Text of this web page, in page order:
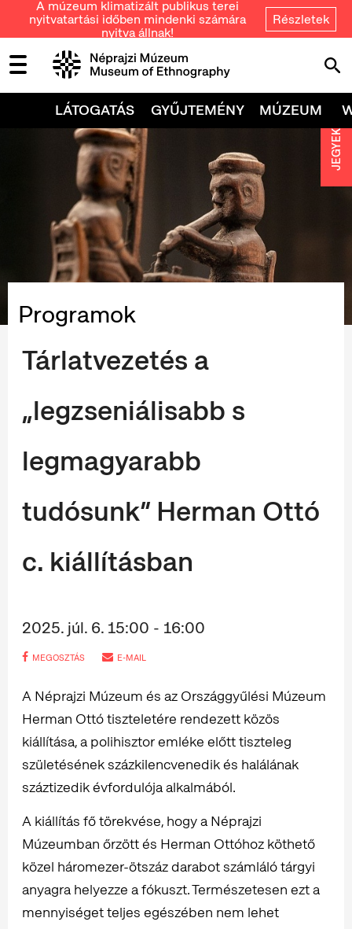
A múzeum klimatizált publikus terei
nyitvatartási időben mindenki számára
nyitva állnak!
Részletek
LÁTOGATÁS GYŰJTEMÉNY MÚZEUM
Programok
Tárlatvezetés a
„legzseniálisabb s
legmagyarabb
tudósunk” Herman Ottó
c. kiállításban
2025. júl. 6. 15:00 - 16:00
MEGOSZTÁS E-MAIL
A Néprajzi Múzeum és az Országgyűlési Múzeum
Herman Ottó tiszteletére rendezett közös
kiállítása, a polihisztor emléke előtt tiszteleg
születésének százkilencvenedik és halálának
száztizedik évfordulója alkalmából.
A kiállítás fő törekvése, hogy a Néprajzi
Múzeumban őrzött és Herman Ottóhoz köthető
közel háromezer-ötszáz darabot számláló tárgyi
anyagra helyezze a fókuszt. Természetesen ezt a
mennyiséget teljes egészében nem lehet
JEGYEK